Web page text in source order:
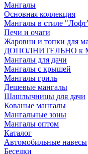
Мангалы
Основная коллекция
Мангалы в стиле
Печи и очаги
Жаровни и топки для
ДОПОЛНИТЕЛЬНО к
Мангалы для дачи
Мангалы с крышей
Мангалы гриль
Дешевые мангалы
Шашлычницы для дачи
Кованые мангалы
Мангальные зоны
Мангалы оптом
Каталог
Автомобильные навесы
Беседки